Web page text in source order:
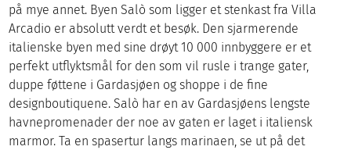
på mye annet. Byen Salò som ligger et stenkast fra Villa
Arcadio er absolutt verdt et besøk. Den sjarmerende
italienske byen med sine drøyt 10 000 innbyggere er et
perfekt utflyktsmål for den som vil rusle i trange gater,
duppe føttene i Gardasjøen og shoppe i de fine
designboutiquene. Salò har en av Gardasjøens lengste
havnepromenader der noe av gaten er laget i italiensk
marmor. Ta en spasertur langs marinaen, se ut på det